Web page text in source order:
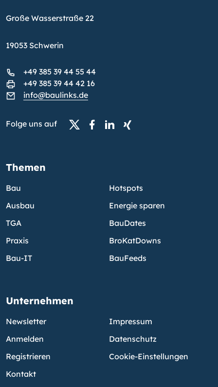
Große Wasserstraße 22
19053 Schwerin
+49 385 39 44 55 44
+49 385 39 44 42 16
info@baulinks.de
Folge uns auf
Themen
Bau
Ausbau
TGA
Praxis
Bau-IT
Hotspots
Energie sparen
BauDates
BroKatDowns
BauFeeds
Unternehmen
Newsletter
Anmelden
Registrieren
Kontakt
Impressum
Datenschutz
Cookie-Einstellungen